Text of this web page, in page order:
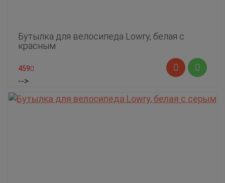
Бутылка для велосипеда Lowry, белая с
красным
459
-->